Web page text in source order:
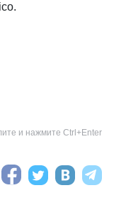
и нажмите Ctrl+Enter